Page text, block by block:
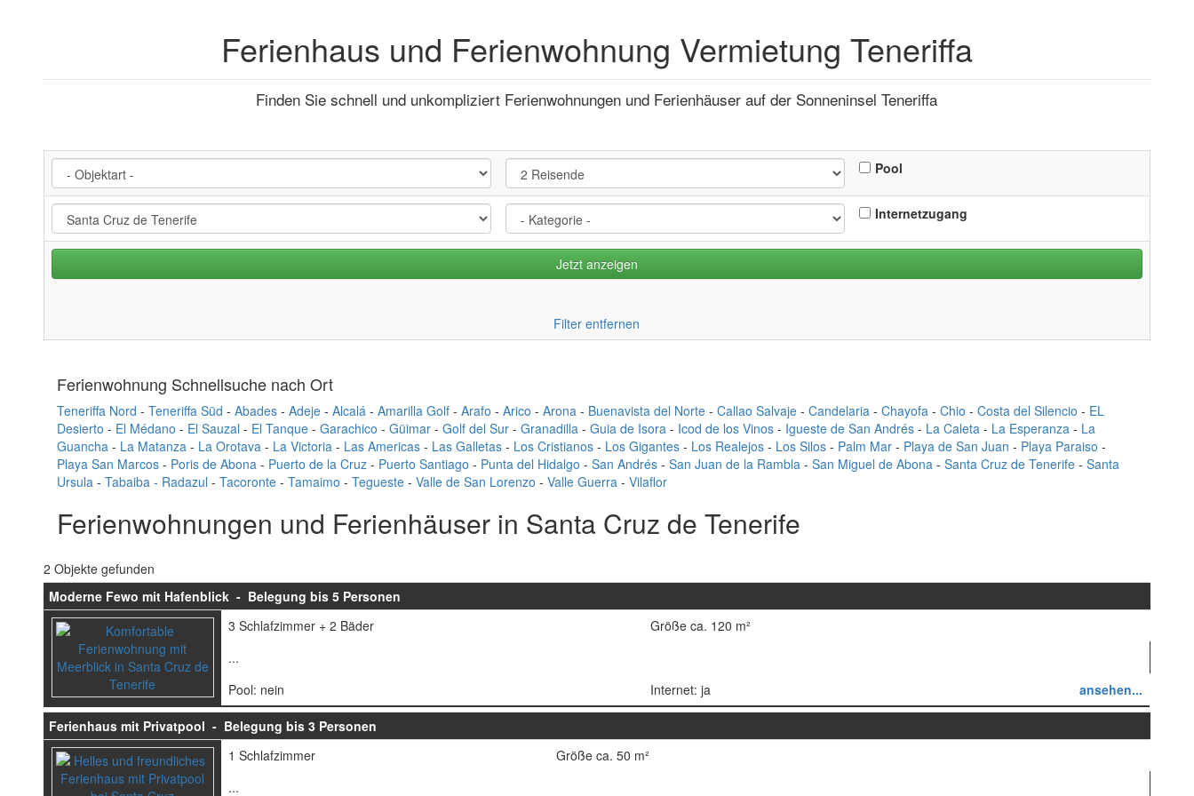
Ferienhaus und Ferienwohnung Vermietung Teneriffa
Finden Sie schnell und unkompliziert Ferienwohnungen und Ferienhäuser auf der Sonneninsel Teneriffa
Pool
Internetzugang
Filter entfernen
Ferienwohnung Schnellsuche nach Ort
Teneriffa Nord - Teneriffa Süd - Abades- Adeje- Alcalá- Amarilla Golf- Arafo - Arico - Arona- Buenavista del Norte- Callao Salvaje- Candelaria- Chayofa- Chio - Costa del Silencio - EL
Desierto - El Médano - El Sauzal - El Tanque- Garachico - Güimar- Golf del Sur- Granadilla- Guia de Isora- Icod de los Vinos- Igueste de San Andrés- La Caleta- La Esperanza- La
Guancha- La Matanza- La Orotava- La Victoria- Las Americas- Las Galletas- Los Cristianos- Los Gigantes- Los Realejos- Los Silos- Palm Mar- Playa de San Juan - Playa Paraiso -
Playa San Marcos- Poris de Abona- Puerto de la Cruz- Puerto Santiago - Punta del Hidalgo - San Andrés- San Juan de la Rambla- San Miguel de Abona- Santa Cruz de Tenerife- Santa
Ursula- Tabaiba - Radazul - Tacoronte- Tamaimo - Tegueste- Valle de San Lorenzo - Valle Guerra- Vilaflor
Ferienwohnungen und Ferienhäuser in Santa Cruz de Tenerife
2 Objekte gefunden
Moderne Fewo mit Hafenblick - Belegung bis 5 Personen
3 Schlafzimmer + 2 Bäder
Größe ca. 120 m²
...
Pool: nein
Internet: ja ansehen...
Ferienhaus mit Privatpool - Belegung bis 3 Personen
1 Schlafzimmer
Größe ca. 50 m²
...